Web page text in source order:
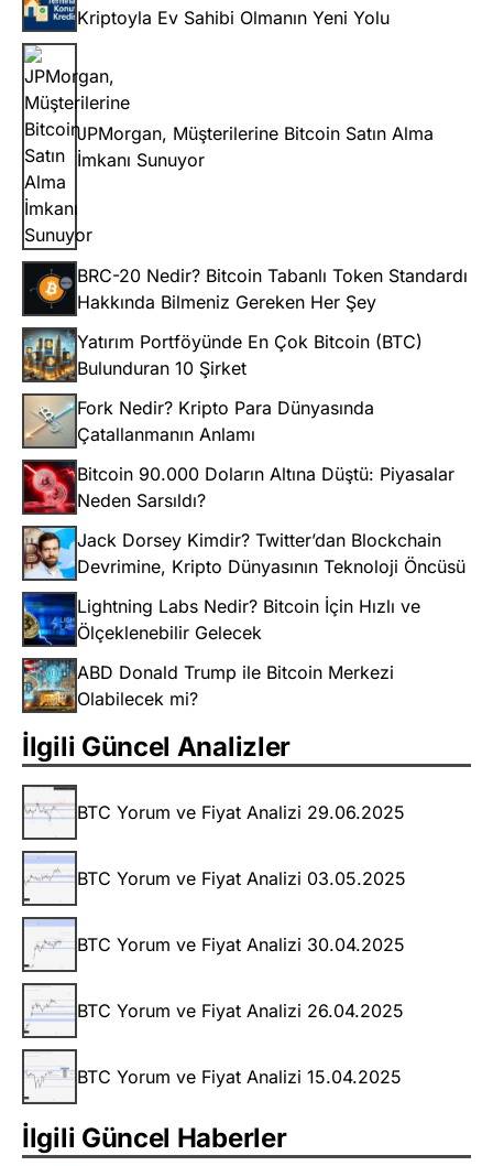
Kriptoyla Ev Sahibi Olmanın Yeni Yolu
JPMorgan, Müşterilerine Bitcoin Satın Alma
İmkanı Sunuyor
BRC-20 Nedir? Bitcoin Tabanlı Token Standardı
Hakkında Bilmeniz Gereken Her Şey
Yatırım Portföyünde En Çok Bitcoin (BTC)
Bulunduran 10 Şirket
Fork Nedir? Kripto Para Dünyasında
Çatallanmanın Anlamı
Bitcoin 90.000 Doların Altına Düştü: Piyasalar
Neden Sarsıldı?
Jack Dorsey Kimdir? Twitter’dan Blockchain
Devrimine, Kripto Dünyasının Teknoloji Öncüsü
Lightning Labs Nedir? Bitcoin İçin Hızlı ve
Ölçeklenebilir Gelecek
ABD Donald Trump ile Bitcoin Merkezi
Olabilecek mi?
İlgili Güncel Analizler
BTC Yorum ve Fiyat Analizi 29.06.2025
BTC Yorum ve Fiyat Analizi 03.05.2025
BTC Yorum ve Fiyat Analizi 30.04.2025
BTC Yorum ve Fiyat Analizi 26.04.2025
BTC Yorum ve Fiyat Analizi 15.04.2025
İlgili Güncel Haberler